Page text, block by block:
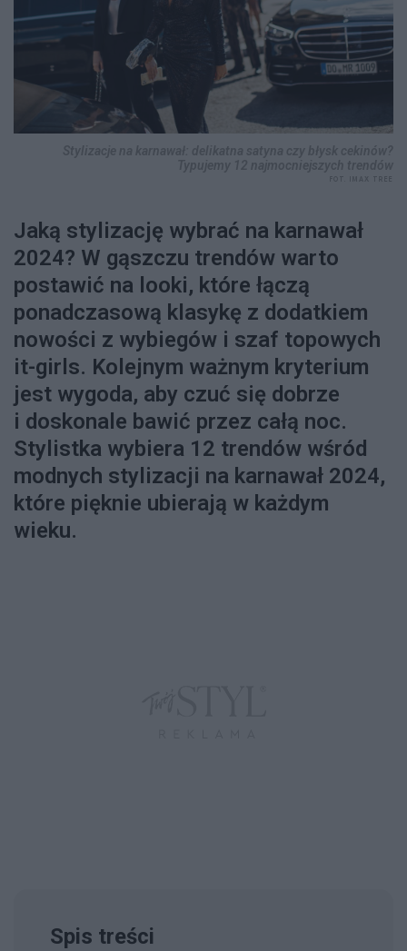
Jaką stylizację wybrać na karnawał
2024? W gąszczu trendów warto
postawić na looki, które łączą
ponadczasową klasykę z dodatkiem
nowości z wybiegów i szaf topowych
it-girls. Kolejnym ważnym kryterium
jest wygoda, aby czuć się dobrze
i doskonale bawić przez całą noc.
Stylistka wybiera 12 trendów wśród
modnych stylizacji na karnawał 2024,
które pięknie ubierają w każdym
wieku.
Spis treści